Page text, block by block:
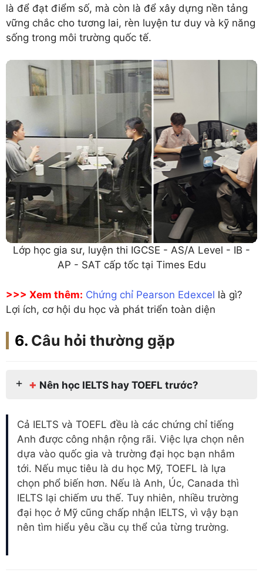
là để đạt điểm số, mà còn là để xây dựng nền tảng
vững chắc cho tương lai, rèn luyện tư duy và kỹ năng
sống trong môi trường quốc tế.
Lớp học gia sư, luyện thi IGCSE - AS/A Level - IB -
AP - SAT cấp tốc tại Times Edu
>>> Xem thêm: Chứng chỉ Pearson Edexcel là gì?
Lợi ích, cơ hội du học và phát triển toàn diện
Câu hỏi thường gặp
+ Nên học IELTS hay TOEFL trước?
Cả IELTS và TOEFL đều là các chứng chỉ tiếng
Anh được công nhận rộng rãi. Việc lựa chọn nên
dựa vào quốc gia và trường đại học bạn nhắm
tới. Nếu mục tiêu là du học Mỹ, TOEFL là lựa
chọn phổ biến hơn. Nếu là Anh, Úc, Canada thì
IELTS lại chiếm ưu thế. Tuy nhiên, nhiều trường
đại học ở Mỹ cũng chấp nhận IELTS, vì vậy bạn
nên tìm hiểu yêu cầu cụ thể của từng trường.